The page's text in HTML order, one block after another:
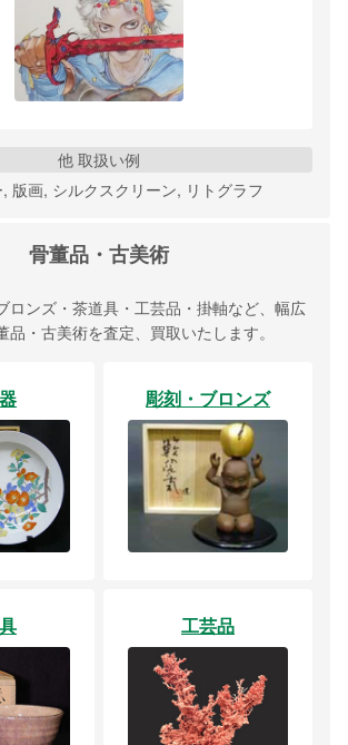
他 取扱い例
版画, シルクスクリーン, リトグラフ
骨董品・古美術
ロンズ・茶道具・工芸品・掛軸など、幅広
品・古美術を査定、買取いたします。
彫刻・ブロンズ
工芸品